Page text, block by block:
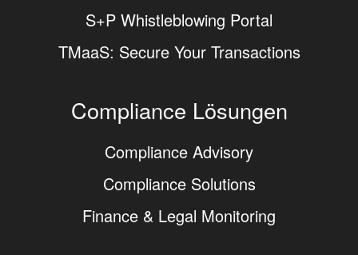
S+P Whistleblowing Portal
TMaaS: Secure Your Transactions
Compliance Lösungen
Compliance Advisory
Compliance Solutions
Finance & Legal Monitoring